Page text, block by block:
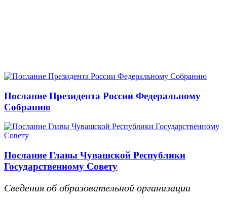
Послание Президента России Федеральному
Собранию
Послание Главы Чувашской Республики
Государственному Совету
Сведения об образовательной организации